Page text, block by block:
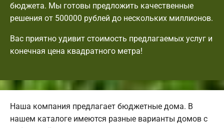
бюджета. Мы готовы предложить качественные
решения от 500000 рублей до нескольких миллионов.
Вас приятно удивит стоимость предлагаемых услуг и
конечная цена квадратного метра!
Наша компания предлагает бюджетные дома. В
нашем каталоге имеются разные варианты домов с